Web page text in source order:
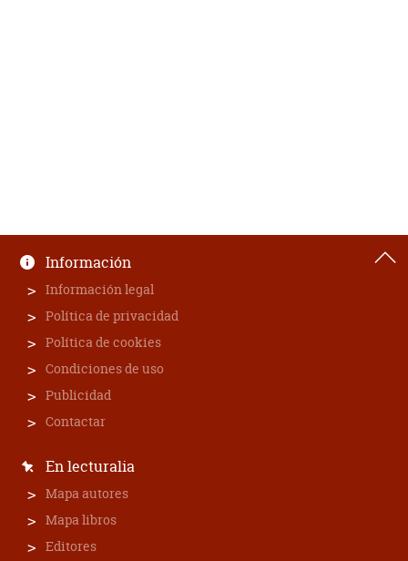
Información
Información legal
Política de privacidad
Política de cookies
Condiciones de uso
Publicidad
Contactar
En lecturalia
Mapa autores
Mapa libros
Editores